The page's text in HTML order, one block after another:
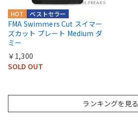
ベストセラー
HOT
FMA Swimmers Cut スイマー
ズカット プレート Medium ダ
ミー
￥1,300
SOLD OUT
ランキングを見る